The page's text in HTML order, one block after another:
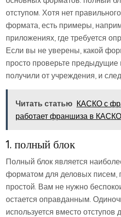
отступом. Хотя нет
формата, есть примеры,
приложениях, где требуется
Если вы не уверены, какой
просто проверьте
получили от учреждения, и
Читать статью КАСКО с
работает франшиза в
1. полный блок
Полный блок является
форматом для деловых писем,
простой. Вам не нужно
остается оправданным.
используется вместо отступов